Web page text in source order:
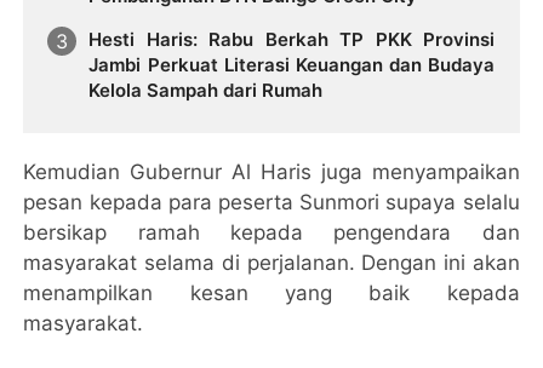
Hesti Haris: Rabu Berkah TP PKK Provinsi
Jambi Perkuat Literasi Keuangan dan Budaya
Kelola Sampah dari Rumah
Kemudian Gubernur Al Haris juga menyampaikan
pesan kepada para peserta Sunmori supaya selalu
bersikap ramah kepada pengendara dan
masyarakat selama di perjalanan. Dengan ini akan
menampilkan kesan yang baik kepada
masyarakat.